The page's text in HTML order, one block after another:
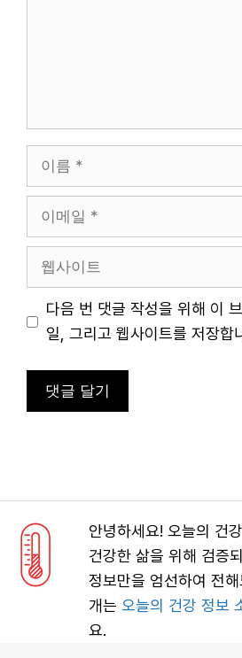
름
메
사
트
다음 번 댓글 작성을 위해 이
일, 그리고 웹사이트를 저장합
안녕하세요! 오늘의 건
건강한 삶을 위해 검증
정보만을 엄선하여 전
개는 오늘의 건강 정보
요.